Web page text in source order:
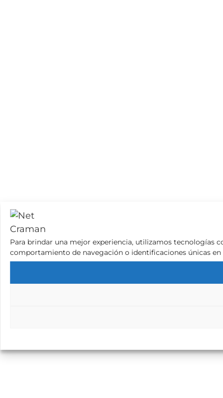
Para brindar una mejor experiencia, utilizamos tecnologías
comportamiento de navegación o identificaciones únicas